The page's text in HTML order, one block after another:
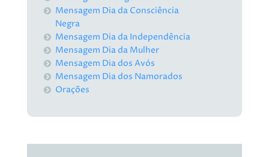
Mensagem Dia da Consciência
Negra
Mensagem Dia da Independência
Mensagem Dia da Mulher
Mensagem Dia dos Avós
Mensagem Dia dos Namorados
Orações